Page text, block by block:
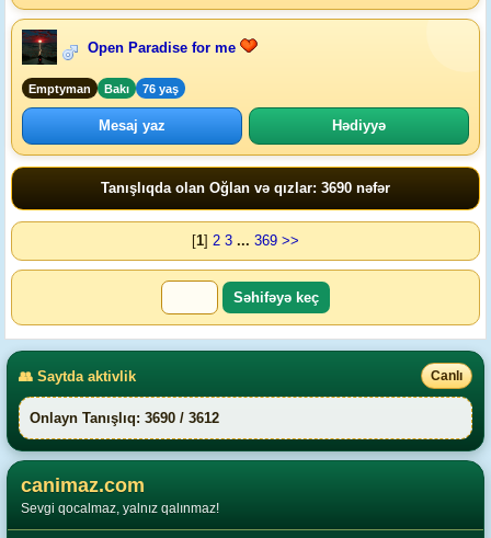
Open Paradise for me
Emptyman Bakı 76 yaş
Mesaj yaz Hədiyyə
Tanışlıqda olan Oğlan və qızlar: 3690 nəfər
[1] 2 3 ... 369 >>
👥 Saytda aktivlik Canlı
Onlayn Tanışlıq: 3690 / 3612
canimaz.com
Sevgi qocalmaz, yalnız qalınmaz!